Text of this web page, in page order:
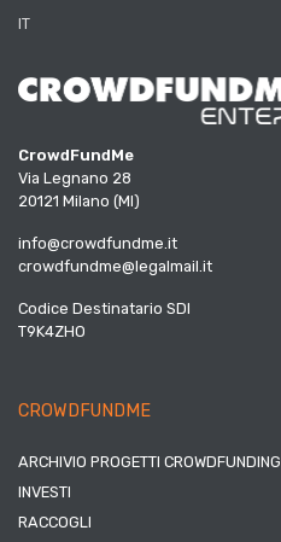
IT
CrowdFundMe
Via Legnano 28
20121 Milano (MI)
info@crowdfundme.it
crowdfundme@legalmail.it
Codice Destinatario SDI
T9K4ZHO
CROWDFUNDME
ARCHIVIO PROGETTI CROWDFUNDING
INVESTI
RACCOGLI